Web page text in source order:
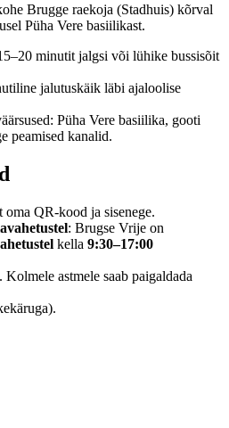
Brugge raekoja (Stadhuis) kõrval
Püha Vere basiilikast.
minutit jalgsi või lühike bussisõit
jalutuskäik läbi ajaloolise
Püha Vere basiilika, gooti
peamised kanalid.
QR-kood ja sisenege.
: Brugse Vrije on
kella 9:30–17:00
Kolmele astmele saab paigaldada